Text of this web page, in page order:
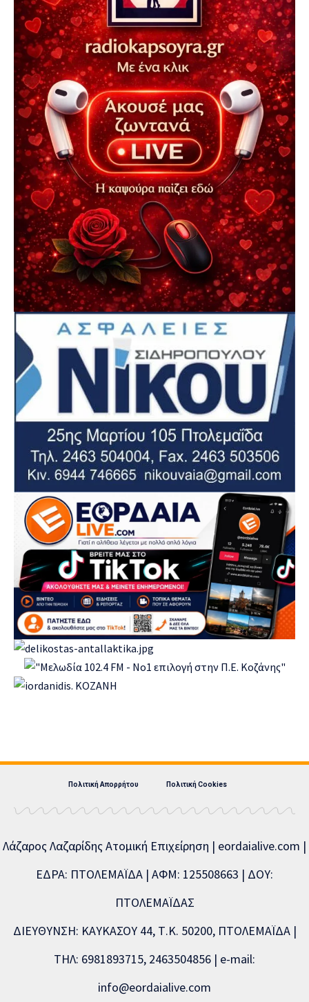
Πολιτική Απορρήτου Πολιτική Cookies
Λάζαρος Λαζαρίδης Ατομική Επιχείρηση | eordaialive.com |
ΕΔΡΑ: ΠΤΟΛΕΜΑΪΔΑ | ΑΦΜ: 125508663 | ΔΟΥ:
ΠΤΟΛΕΜΑΪΔΑΣ
ΔΙΕΥΘΥΝΣΗ: ΚΑΥΚΑΣΟΥ 44, Τ.Κ. 50200, ΠΤΟΛΕΜΑΪΔΑ |
ΤΗΛ: 6981893715, 2463504856 | e-mail:
info@eordaialive.com